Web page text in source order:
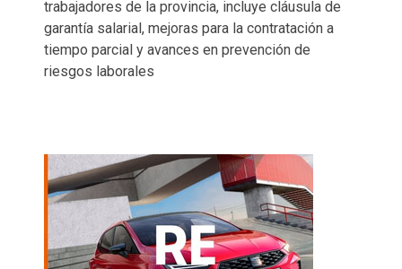
trabajadores de la provincia, incluye cláusula de
garantía salarial, mejoras para la contratación a
tiempo parcial y avances en prevención de
riesgos laborales